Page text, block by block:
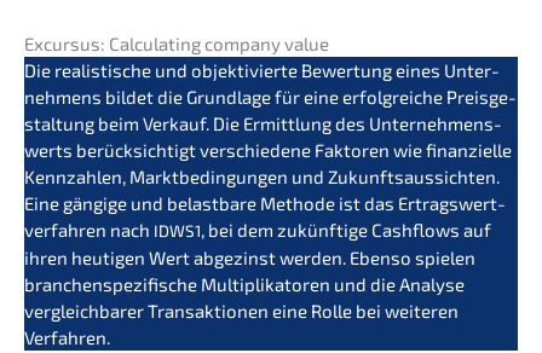
Excur­sus: Calcu­la­ting compa­ny value
Die realis­ti­sche und objek­ti­vier­te Bewer­tung eines Unter­
neh­mens bildet die Grund­la­ge für eine erfolg­rei­che Preis­ge­
stal­tung beim Verkauf. Die Ermitt­lung des Unter­neh­mens­
werts berück­sich­tigt verschie­de­ne Fakto­ren wie finan­zi­el­le
Kennzah­len, Markt­be­din­gun­gen und Zukunfts­aus­sich­ten.
Eine gängi­ge und belast­ba­re Metho­de ist das Ertrags­wert­
ver­fah­ren nach IDWS1, bei dem zukünf­ti­ge Cashflows auf
ihren heuti­gen Wert abgezinst werden. Ebenso spielen
branchen­spe­zi­fi­sche Multi­pli­ka­to­ren und die Analy­se
vergleich­ba­rer Trans­ak­tio­nen eine Rolle bei weite­ren
Verfahren.